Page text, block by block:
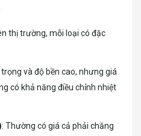
thị trường, mỗi loại có đặc
và độ bền cao, nhưng giá
có khả năng điều chỉnh nhiệt
: Thường có giá cả phải chăng